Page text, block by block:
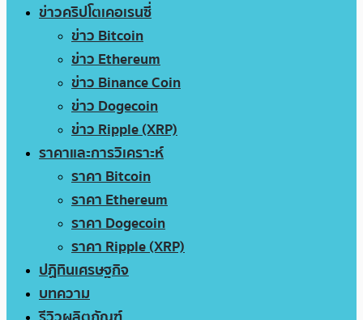
ข่าวคริปโตเคอเรนซี่
ข่าว Bitcoin
ข่าว Ethereum
ข่าว Binance Coin
ข่าว Dogecoin
ข่าว Ripple (XRP)
ราคาและการวิเคราะห์
ราคา Bitcoin
ราคา Ethereum
ราคา Dogecoin
ราคา Ripple (XRP)
ปฏิทินเศรษฐกิจ
บทความ